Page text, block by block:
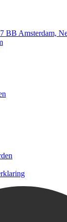
BB Amsterdam,